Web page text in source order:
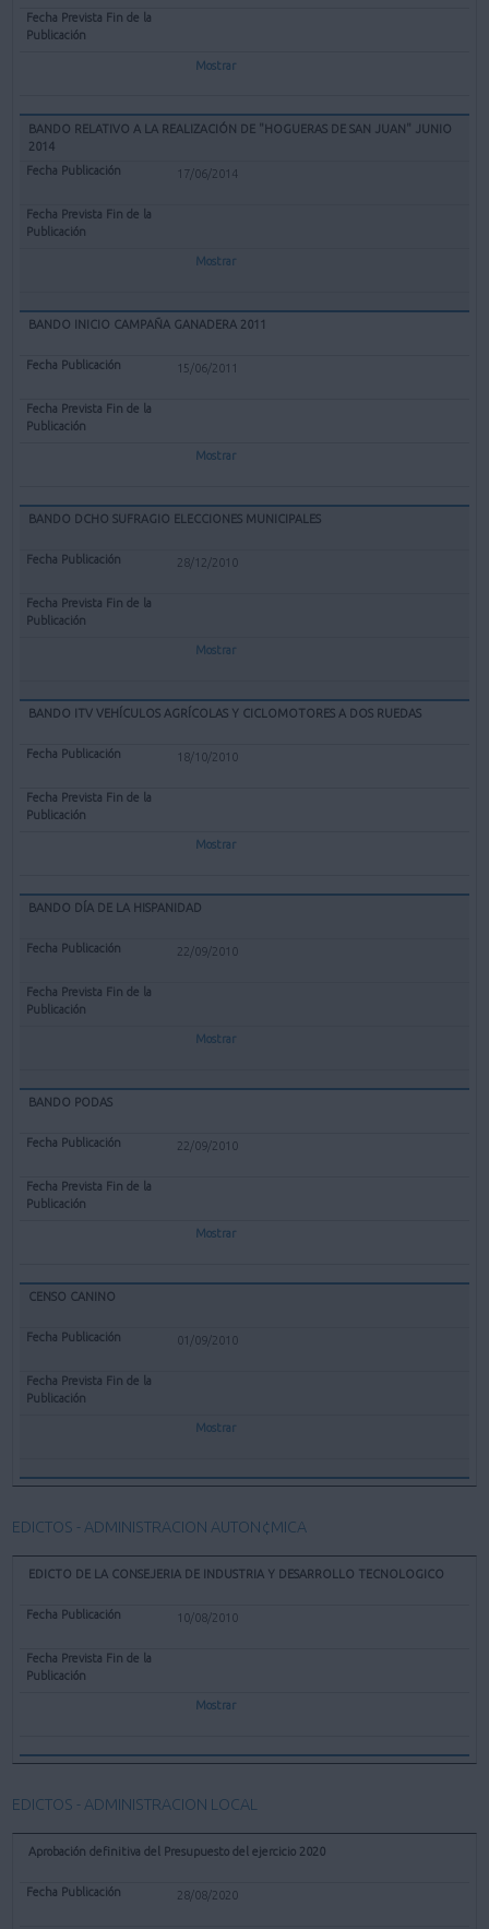
Mostrar
BANDO RELATIVO A LA REALIZACIÓN DE "HOGUERAS DE SAN JUAN" JUNIO
2014
17/06/2014
Mostrar
BANDO INICIO CAMPAÑA GANADERA 2011
15/06/2011
Mostrar
BANDO DCHO SUFRAGIO ELECCIONES MUNICIPALES
28/12/2010
Mostrar
BANDO ITV VEHÍCULOS AGRÍCOLAS Y CICLOMOTORES A DOS RUEDAS
18/10/2010
Mostrar
BANDO DÍA DE LA HISPANIDAD
22/09/2010
Mostrar
BANDO PODAS
22/09/2010
Mostrar
CENSO CANINO
01/09/2010
Mostrar
EDICTOS - ADMINISTRACION AUTON¢MICA
EDICTO DE LA CONSEJERIA DE INDUSTRIA Y DESARROLLO TECNOLOGICO
10/08/2010
Mostrar
EDICTOS - ADMINISTRACION LOCAL
Aprobación definitiva del Presupuesto del ejercicio 2020
28/08/2020